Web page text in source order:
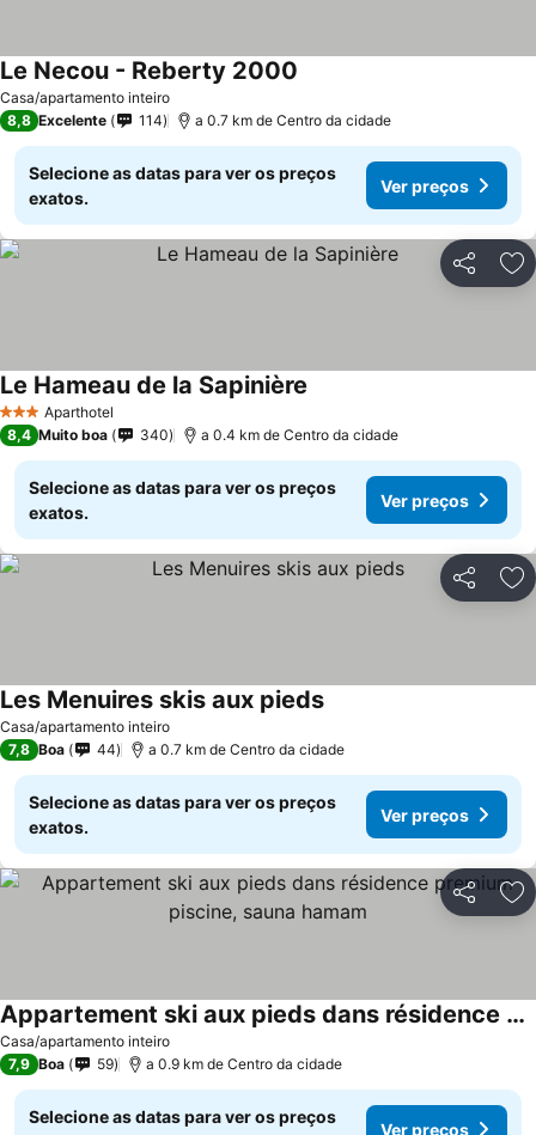
Casa/apartamento inteiro
Le Necou - Reberty 2000
8,8 Excelente 114 a 0.7 km de Centro da cidade
Selecione as datas para ver os preços
exatos.
Ver preços
Partilhar
3 EstrelasAparthotel
Le Hameau de la Sapinière
8,4 Muito boa 340 a 0.4 km de Centro da cidade
Selecione as datas para ver os preços
exatos.
Ver preços
Partilhar
Casa/apartamento inteiro
Les Menuires skis aux pieds
7,8 Boa 44 a 0.7 km de Centro da cidade
Selecione as datas para ver os preços
exatos.
Ver preços
Partilhar
Casa/apartamento inteiro
Appartement ski aux pieds dans résidence premium piscine, sauna hamam
7,9 Boa 59 a 0.9 km de Centro da cidade
Selecione as datas para ver os preços
Ver preços